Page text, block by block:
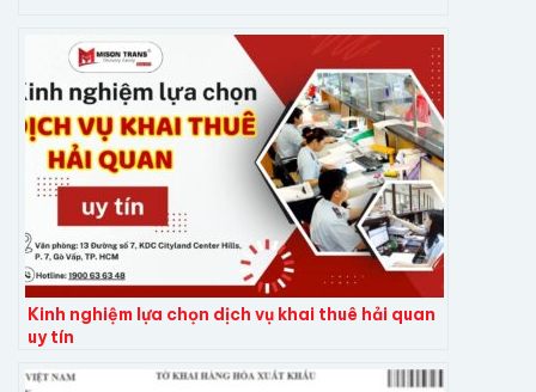
Kinh nghiệm lựa chọn dịch vụ khai thuê hải quan
uy tín